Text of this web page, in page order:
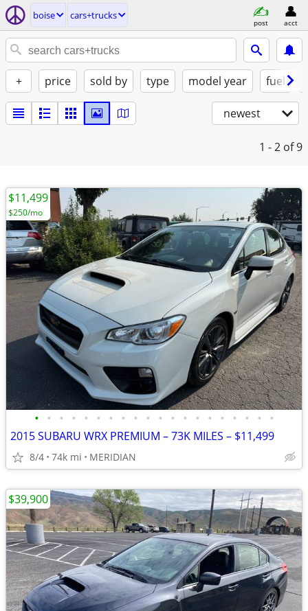
boise cars+trucks
post acct
+ price sold by type model year fuel
newest
1 - 2 of 9
• • • • • • • • • • • • • • • • • • • •
2015 SUBARU WRX PREMIUM – 73K MILES – $11,499
8/4 74k mi MERIDIAN
$11,499
$250/mo
$39,900